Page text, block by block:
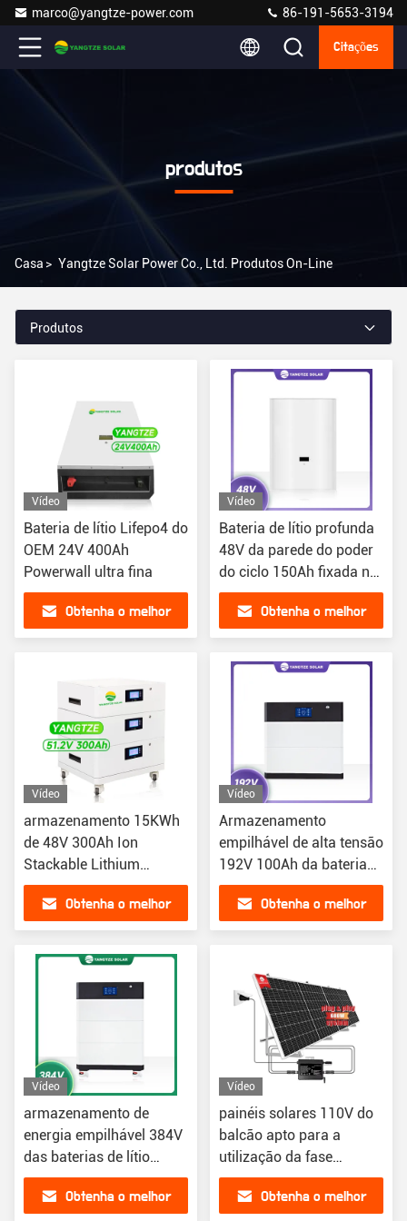
marco@yangtze-power.com 86-191-5653-3194
Citações
produtos
Casa > Yangtze Solar Power Co., Ltd. Produtos On-Line
Produtos
Vídeo
Bateria de lítio Lifepo4 do
OEM 24V 400Ah
Powerwall ultra fina
Obtenha o melhor
Vídeo
Bateria de lítio profunda
48V da parede do poder
do ciclo 150Ah fixada na
parede
Obtenha o melhor
Vídeo
armazenamento 15KWh
de 48V 300Ah Ion
Stackable Lithium
Batteries Energy
Obtenha o melhor
Vídeo
Armazenamento
empilhável de alta tensão
192V 100Ah da bateria
do sistema de bateria
Lifepo4Obtenha o melhor
Vídeo
armazenamento de
energia empilhável 384V
das baterias de lítio
40KWh 100Ah
Obtenha o melhor
Vídeo
painéis solares 110V do
balcão apto para a
utilização da fase
monofásica de sistema
800w solarObtenha o melhor